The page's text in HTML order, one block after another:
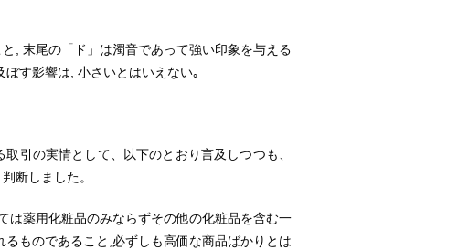
, 末尾の「ド」は濁音であって強い印象を与える
す影響は, 小さいとはいえない｡
の実情として、以下のとおり言及しつつも、
断しました。
薬用化粧品のみならずその他の化粧品を含む一
ものであること,必ずしも高価な商品ばかりとは